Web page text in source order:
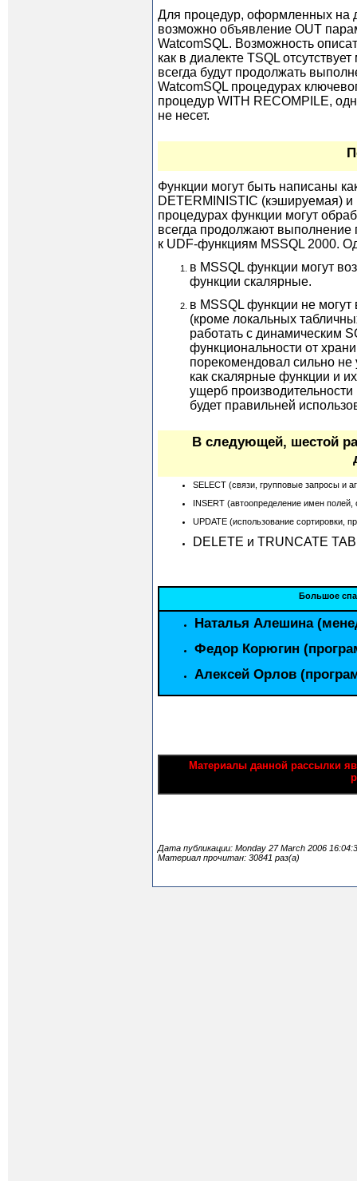
Для процедур, оформленных на
возможно объявление OUT
WatcomSQL. Возможность
как в диалекте TSQL
всегда будут продолжать
WatcomSQL процедурах
процедур WITH RECOMPILE,
не несет.
Функции могут быть написаны
DETERMINISTIC (кэшируемая)
процедурах функции могут
всегда продолжают выполнение
к UDF-функциям MSSQL 2000.
в MSSQL функции могут
функции скалярные.
в MSSQL функции не
(кроме локальных
работать с динамическим
функциональности от
порекомендовал сильно не
как скалярные функции и
ущерб
будет правильней
В следующей, шестой
SELECT (связи, групповые запросы и
INSERT (автоопределение имен
UPDATE (использование сортировки,
DELETE и TRUNCATE
Большое
Наталья Алешина
Федор Корюгин
Алексей Орлов
Материалы данной рассылки
Дата публикации: Monday 27 March 2006
Материал прочитан: 30841 раз(а)